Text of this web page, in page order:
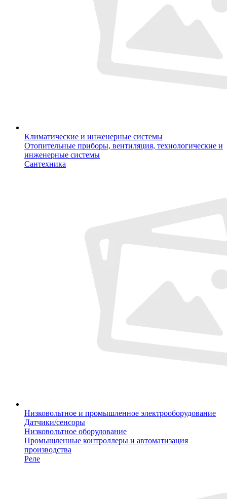
Климатические и инженерные системы
Отопительные приборы, вентиляция, технологические и
инженерные системы
Сантехника
Низковольтное и промышленное электрооборудование
Датчики/сенсоры
Низковольтное оборудование
Промышленные контроллеры и автоматизация
производства
Реле